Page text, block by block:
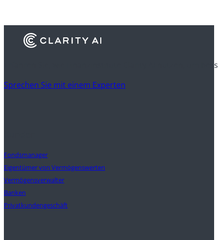
Erfahren Sie, wie Finanzinstitute Clarity AI nutzen, um
Sprechen Sie mit einem Experten
Fondsmanager
Eigentümer von Vermögenswerten
Vermögensverwalter
Banken
Privatkundengeschäft